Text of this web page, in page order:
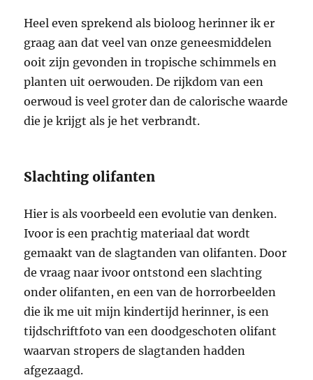
Heel even sprekend als bioloog herinner ik er
graag aan dat veel van onze geneesmiddelen
ooit zijn gevonden in tropische schimmels en
planten uit oerwouden. De rijkdom van een
oerwoud is veel groter dan de calorische waarde
die je krijgt als je het verbrandt.
Slachting olifanten
Hier is als voorbeeld een evolutie van denken.
Ivoor is een prachtig materiaal dat wordt
gemaakt van de slagtanden van olifanten. Door
de vraag naar ivoor ontstond een slachting
onder olifanten, en een van de horrorbeelden
die ik me uit mijn kindertijd herinner, is een
tijdschriftfoto van een doodgeschoten olifant
waarvan stropers de slagtanden hadden
afgezaagd.